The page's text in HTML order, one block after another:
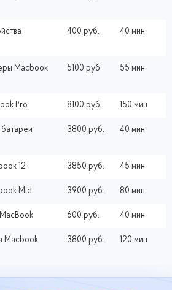
400 руб. 40 мин
Macbook
5100 руб. 55 мин
Pro 8100 руб. 150 мин
3800 руб. 40 мин
12 3850 руб. 45 мин
Mid 3900 руб. 80 мин
600 руб. 40 мин
Macbook
3800 руб. 120 мин